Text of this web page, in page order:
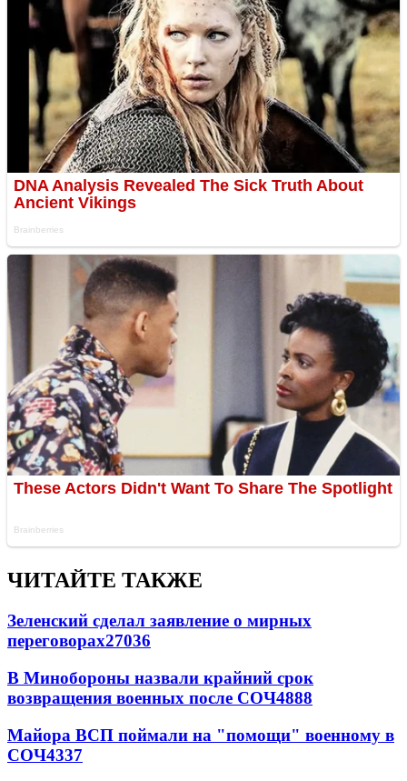
ЧИТАЙТЕ ТАКЖЕ
Зеленский сделал заявление о мирных
переговорах27036
В Минобороны назвали крайний срок
возвращения военных после СОЧ4888
Майора ВСП поймали на "помощи" военному в
СОЧ4337